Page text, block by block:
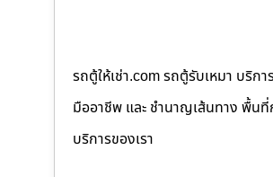
รถตู้ให้เช่า.com รถตู้รับเหมา บริ
มืออาชีพ และ ชำนาญเส้นทาง พื้น
บริการของเรา